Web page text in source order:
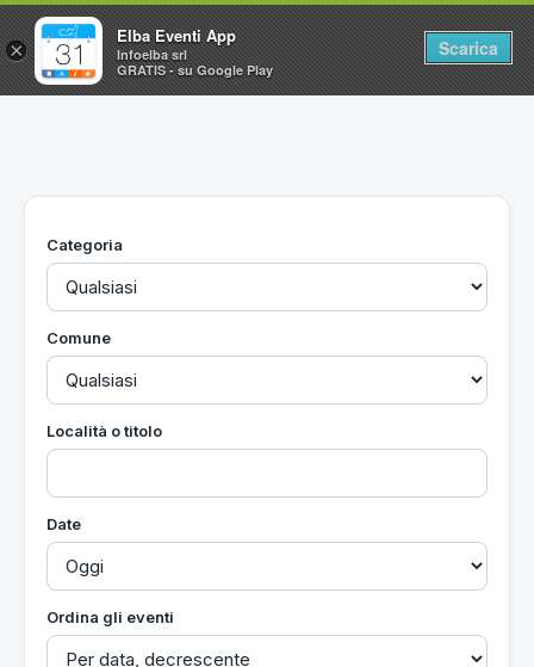
Home
Utilità
Categoria
Comune
Località o titolo
Date
Ordina gli eventi
×
Elba Eventi App
Infoelba srl
GRATIS - su Google Play
Scarica